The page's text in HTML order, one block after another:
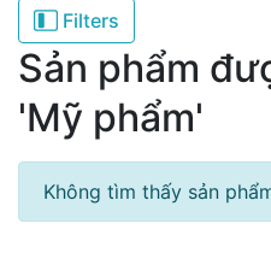
Filters
Sản phẩm
'Mỹ phẩm'
Không tìm thấy sản